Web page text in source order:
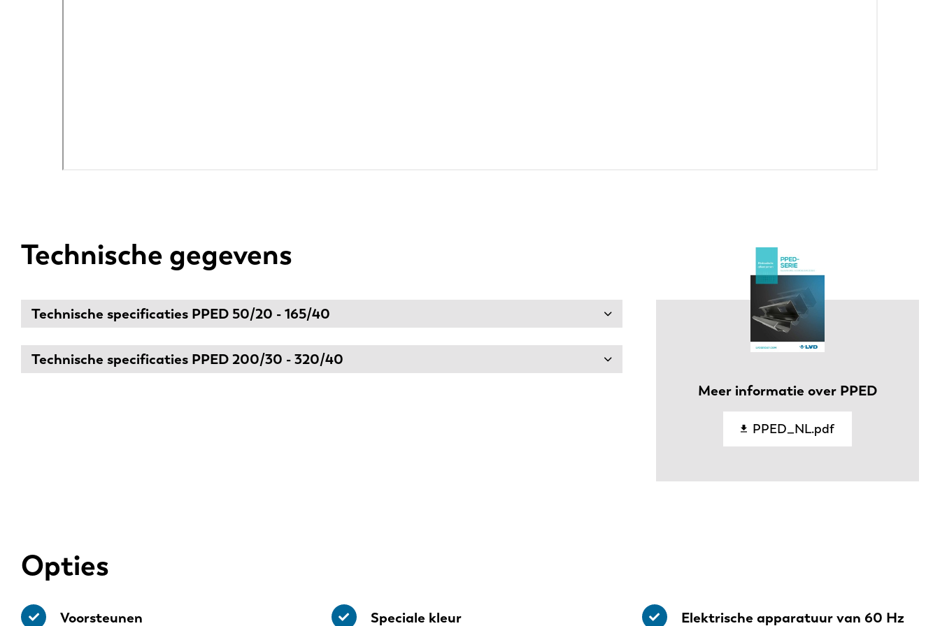
Technische gegevens
Technische specificaties PPED 50/20 - 165/40
Technische specificaties PPED 200/30 - 320/40
Meer informatie over PPED
PPED_NL.pdf
Opties
Voorsteunen Speciale kleur
Elektrische apparatuur van 60 Hz